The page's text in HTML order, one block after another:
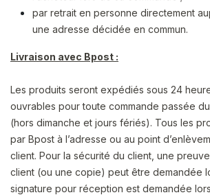
par retrait en personne directement
une adresse décidée en commun.
Livraison avec Bpost :
Les produits seront expédiés sous 24
ouvrables pour toute commande passée
(hors dimanche et jours fériés). Tous les
par Bpost à l’adresse ou au point
client. Pour la sécurité du client, une
client (ou une copie) peut être demandée
signature pour réception est demandée